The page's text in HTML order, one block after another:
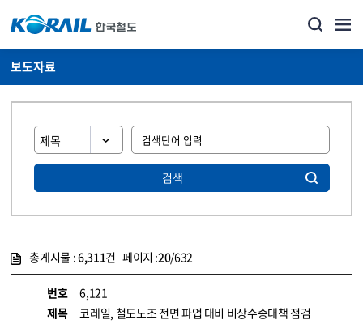
보도자료
검색
총게시물 :6,311건 페이지 :20/632
번호
6,121
제목
코레일, 철도노조 전면 파업 대비 비상수송대책 점검